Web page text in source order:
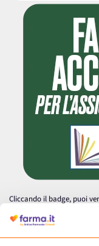
Cliccando il badge, puoi
autorizzata dal Ministero
medicinali.